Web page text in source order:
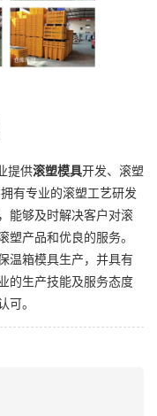
提供滚塑模具开发、 滚塑
有专业的滚塑工艺研发
能够及时解决客户对滚
产品和优良的服务。
温箱模具生产，并具有
的生产技能及服务态度
。